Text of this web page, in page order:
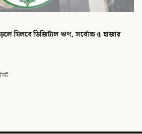
মিলবে ডিজিটাল ঋণ, সর্বোচ্চ ৫ হাজার